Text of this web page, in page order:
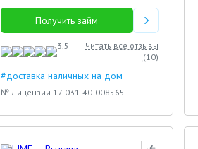
Получить займ
3.5
Читать все отзывы
(10)
#доставка наличных на дом
№ Лицензии 17-031-40-008565